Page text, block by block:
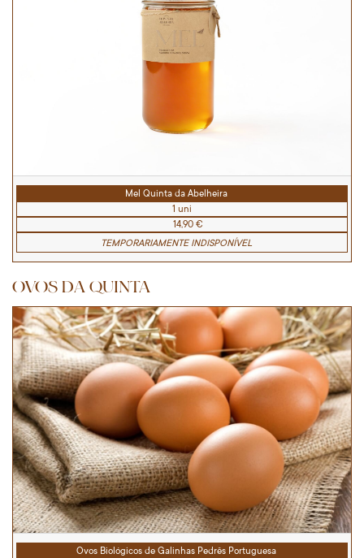
Mel Quinta da Abelheira
1 uni
14,90 €
TEMPORARIAMENTE INDISPONÍVEL
OVOS DA QUINTA
Ovos Biológicos de Galinhas Pedrês Portuguesa